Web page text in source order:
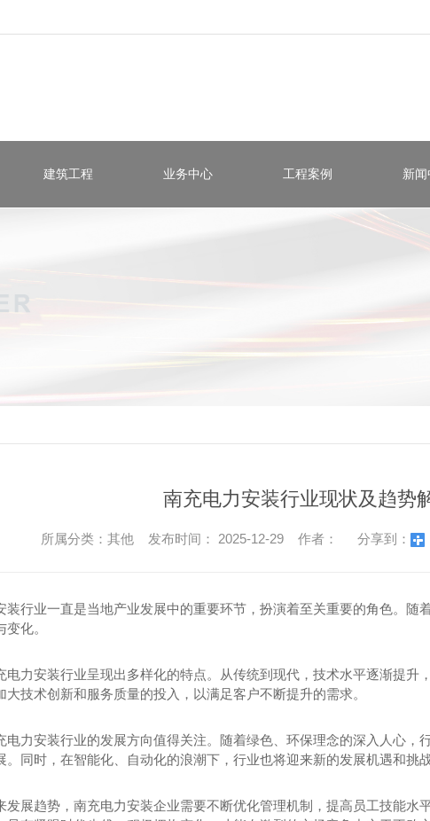
建筑工程 业务中心 工程案例 新
南充电力安装行业现状及趋势
所属分类：其他 发布时间： 2025-12-29 作者： 分享到：
装行业一直是当地产业发展中的重要环节，扮演着至关重要的角色。随
化。
电力安装行业呈现出多样化的特点。从传统到现代，技术水平逐渐提升
大技术创新和服务质量的投入，以满足客户不断提升的需求。
电力安装行业的发展方向值得关注。随着绿色、环保理念的深入人心，
。同时，在智能化、自动化的浪潮下，行业也将迎来新的发展机遇和挑战
发展趋势，南充电力安装企业需要不断优化管理机制，提高员工技能水